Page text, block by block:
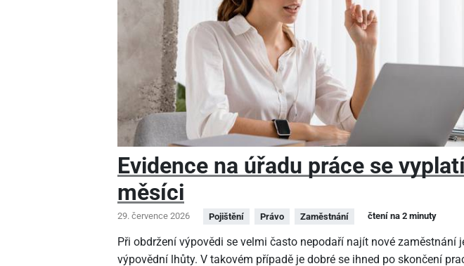
Evidence na úřadu práce se
měsíci
29. července 2026 Pojištění Právo Zaměstnání čtení na 2 minuty
Při obdržení výpovědi se velmi často nepodaří najít nové zaměstnání
výpovědní lhůty. V takovém případě je dobré se ihned po skončení